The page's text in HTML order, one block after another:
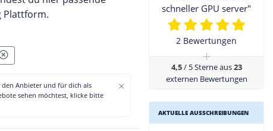
Plattform.
×
Anbieter und für dich als
sehen möchtest, klicke bitte
schneller GPU server"
2 Bewertungen
+
4,5/ 5 Sterne aus23
externen Bewertungen
AKTUELLE AUSSCHREIBUNGEN